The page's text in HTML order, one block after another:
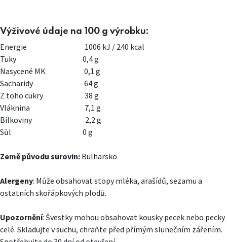
Výživové údaje na 100 g výrobku:
Energie
​1006 kJ / 240 kcal
Tuky
​0,4 g
Nasycené MK
0,1 g​
Sacharidy
64 g​
Z toho cukry
​38 g
Vláknina
​7,1 g
Bílkoviny
​2,2 g
Sůl
​0 g
Země původu surovin: Bulharsko
Alergeny: Může obsahovat stopy mléka, arašídů, sezamu a
ostatních skořápkových plodů.
Upozornění: Švestky mohou obsahovat kousky pecek nebo pecky
celé. Skladujte v suchu, chraňte před přímým slunečním zářením.